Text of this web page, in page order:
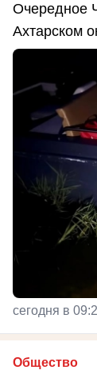
Очередное
Ахтарском
сегодня в
Общество